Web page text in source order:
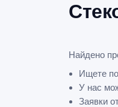
Найдено
Ищете
У нас
Заявки